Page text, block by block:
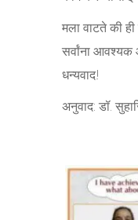
मला वाटते की
सर्वांना आवश्यक
धन्यवाद!
अनुवाद: डॉ.